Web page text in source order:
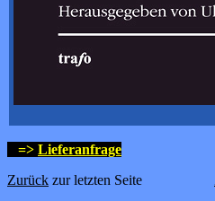
=> Lieferanfrage
Zurück zur letzten Seite